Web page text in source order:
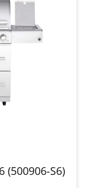
(500906-S6)